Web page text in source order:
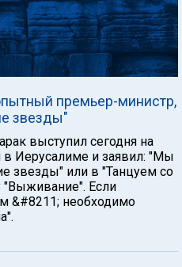
премьер-министр,
звезды"
выступил сегодня на
в Иерусалиме и заявил: "Мы
звезды" или в "Танцуем со
"Выживание". Если
&#8211; необходимо